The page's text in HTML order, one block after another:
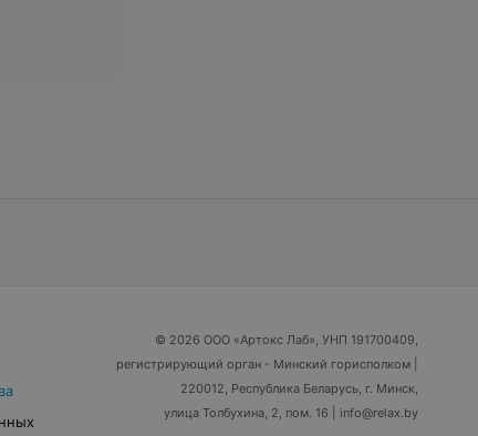
© 2026 ООО «Артокс Лаб», УНП 191700409,
регистрирующий орган - Минский горисполком
220012, Республика Беларусь, г. Минск,
улица Толбухина, 2, пом. 16 | info@relax.by